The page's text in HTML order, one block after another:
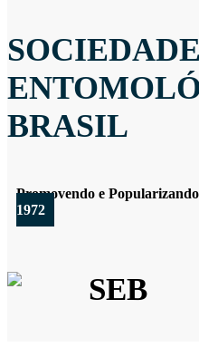
SOCIEDADE
BRASIL
Promovendo e
1972
SEB